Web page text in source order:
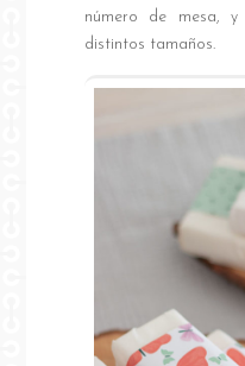
número de mesa, y
distintos tamaños.